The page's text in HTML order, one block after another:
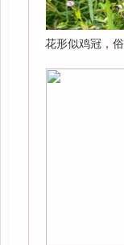
花形似鸡冠，